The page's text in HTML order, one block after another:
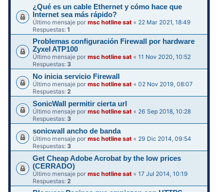
¿Qué es un cable Ethernet y cómo hace que
Internet sea más rápido?
Último mensaje pormsc hotline sat « 22 Mar 2021, 18:49
Respuestas:1
Problemas configuración Firewall por hardware
Zyxel ATP100
Último mensaje pormsc hotline sat «11 Nov 2020, 10:52
Respuestas: 3
No inicia servicio Firewall
Último mensaje pormsc hotline sat «02 Nov 2019, 08:07
Respuestas:2
SonicWall permitir cierta url
Último mensaje pormsc hotline sat « 26 Sep 2018, 10:28
Respuestas: 3
sonicwall ancho de banda
Último mensaje pormsc hotline sat « 29 Dic 2014, 09:54
Respuestas:3
Get Cheap Adobe Acrobat by the low prices
(CERRADO)
Último mensaje pormsc hotline sat «17 Jul 2014, 10:19
Respuestas:2